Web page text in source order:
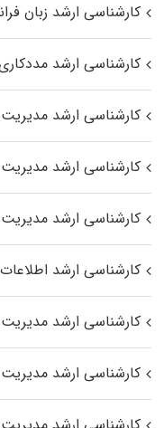
کارشناسی ارشد زبان
کارشناسی ارشد
کارشناسی ارشد
کارشناسی ارشد مدیریت
کارشناسی ارشد
کارشناسی ارشد اطلاعات
کارشناسی ارشد مدیریت
کارشناسی ارشد مدیریت